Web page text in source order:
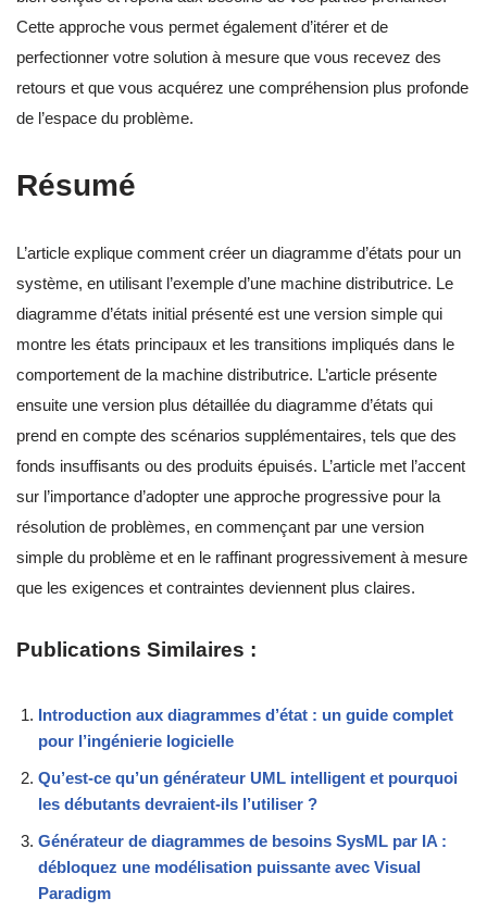
Cette approche vous permet également d’itérer et de
perfectionner votre solution à mesure que vous recevez des
retours et que vous acquérez une compréhension plus profonde
de l’espace du problème.
Résumé
L’article explique comment créer un diagramme d’états pour un
système, en utilisant l’exemple d’une machine distributrice. Le
diagramme d’états initial présenté est une version simple qui
montre les états principaux et les transitions impliqués dans le
comportement de la machine distributrice. L’article présente
ensuite une version plus détaillée du diagramme d’états qui
prend en compte des scénarios supplémentaires, tels que des
fonds insuffisants ou des produits épuisés. L’article met l’accent
sur l’importance d’adopter une approche progressive pour la
résolution de problèmes, en commençant par une version
simple du problème et en le raffinant progressivement à mesure
que les exigences et contraintes deviennent plus claires.
Publications Similaires :
Introduction aux diagrammes d’état : un guide complet
pour l’ingénierie logicielle
Qu’est-ce qu’un générateur UML intelligent et pourquoi
les débutants devraient-ils l’utiliser ?
Générateur de diagrammes de besoins SysML par IA :
débloquez une modélisation puissante avec Visual
Paradigm